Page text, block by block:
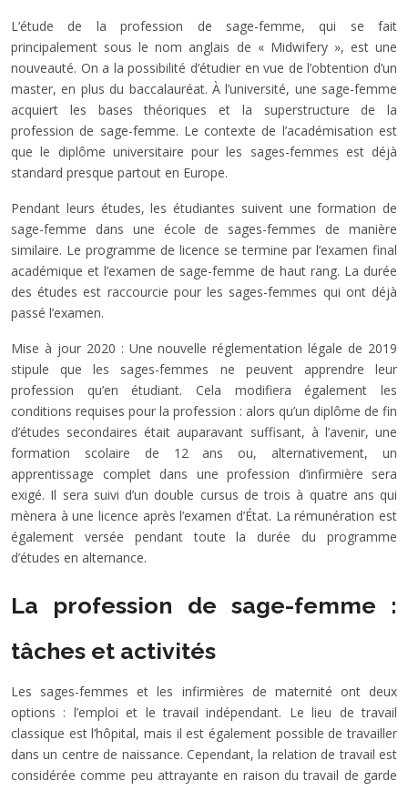
L’étude de la profession de sage-femme, qui se fait
principalement sous le nom anglais de « Midwifery », est une
nouveauté. On a la possibilité d’étudier en vue de l’obtention d’un
master, en plus du baccalauréat. À l’université, une sage-femme
acquiert les bases théoriques et la superstructure de la
profession de sage-femme. Le contexte de l’académisation est
que le diplôme universitaire pour les sages-femmes est déjà
standard presque partout en Europe.
Pendant leurs études, les étudiantes suivent une formation de
sage-femme dans une école de sages-femmes de manière
similaire. Le programme de licence se termine par l’examen final
académique et l’examen de sage-femme de haut rang. La durée
des études est raccourcie pour les sages-femmes qui ont déjà
passé l’examen.
Mise à jour 2020 : Une nouvelle réglementation légale de 2019
stipule que les sages-femmes ne peuvent apprendre leur
profession qu’en étudiant. Cela modifiera également les
conditions requises pour la profession : alors qu’un diplôme de fin
d’études secondaires était auparavant suffisant, à l’avenir, une
formation scolaire de 12 ans ou, alternativement, un
apprentissage complet dans une profession d’infirmière sera
exigé. Il sera suivi d’un double cursus de trois à quatre ans qui
mènera à une licence après l’examen d’État. La rémunération est
également versée pendant toute la durée du programme
d’études en alternance.
La profession de sage-femme :
tâches et activités
Les sages-femmes et les infirmières de maternité ont deux
options : l’emploi et le travail indépendant. Le lieu de travail
classique est l’hôpital, mais il est également possible de travailler
dans un centre de naissance. Cependant, la relation de travail est
considérée comme peu attrayante en raison du travail de garde